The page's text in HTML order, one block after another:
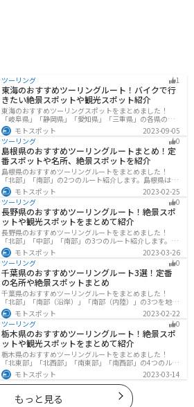
ツーリング 1
東海のおすすめツーリングルート！バイクで行
きたい絶景スポットや観光スポット紹介
東海のおすすめツーリングスポットをまとめました！
「岐阜県」「静岡県」「愛知県」「三重県」の各県の観
光地紹介します。自然豊かな山々や湖、温泉地が点在
し、四季折々の景色を楽しめるスポットが多数ありま
す。バイクで東海にツーリングに行く際は参考にしてく
ださい。
モトスポット
2023-09-05
ツーリング
0
島根県のおすすめツーリングルートまとめ！定
番スポットや名所、絶景スポットを紹介
島根県のおすすめツーリングルートをまとめました！
「北部」「南部」の2つのルート紹介します。島根県は、
海と山が近く、1日で全然違う景色を堪能することができ
ます。バイクで島根県にツーリングに行く際は参考にし
てください。
モトスポット
2023-02-25
ツーリング
0
長野県のおすすめツーリングルート！絶景スポ
ットや観光スポットをまとめて紹介
長野県のおすすめツーリングルートをまとめました！
「北部」「中部」「南部」の3つのルート紹介します。諏
訪湖やビーナスラインのような全国でも有名なツーリン
グスポットが多数あります。バイクで長野県にツーリン
グに行く際は参考にしてください。
モトスポット
2023-03-26
ツーリング
0
千葉県のおすすめツーリングルート3選！定番
の名所や絶景スポットまとめ
千葉県のおすすめツーリングルートをまとめました！
「北部」「南部（沿岸）」「南部（内陸）」の3つを地域
別で紹介します！千葉は首都圏からのアクセスも良く、
海と山どちらも堪能できるのでツーリングには最適な場
所です。
モトスポット
2023-02-22
ツーリング
0
栃木県のおすすめツーリングルート！絶景スポ
ットや観光スポットをまとめて紹介
栃木県のおすすめツーリングルートをまとめました！
「北東部」「北西部」「南東部」「南西部」の4つのルー
ト紹介します。日本を代表する神社や広大な山や滝、湖
などを歴史や自然を満喫するツーリングができます。バ
イクで栃木県にツーリングに行く際は参考にしてくださ
モトスポット 2023-03-14
もっと見る